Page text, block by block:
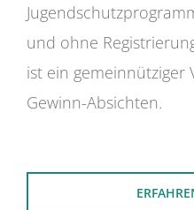
und ohne
ist ein gemeinnütziger
Gewinn-Absichten.